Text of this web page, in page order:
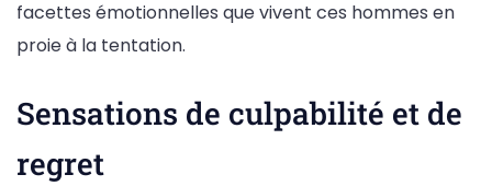
facettes émotionnelles que vivent ces hommes en
proie à la tentation.
Sensations de culpabilité et de
regret